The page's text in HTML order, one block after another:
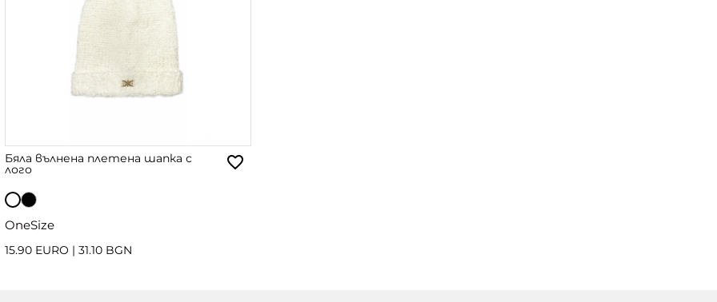
Бяла вълнена плетена шапка с
лого
OneSize
15.90 EURO | 31.10 BGN